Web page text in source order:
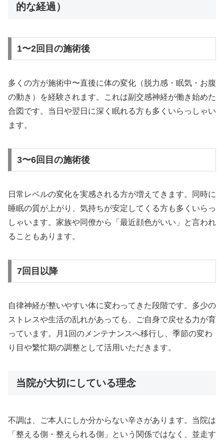
的な経過）
1〜2回目の施術後
多くの方が施術中〜直後に体の変化（脱力感・眠気・お腹
の動き）を経験されます。これは副交感神経が働き始めた
合図です。当日や翌日に深く眠れる方も多くいらっしゃい
ます。
3〜6回目の施術後
日常レベルの変化を実感される方が増えてきます。同時に
睡眠の質が上がり、気持ちが安定してくる方も多くいらっ
しゃいます。家族や同僚から「最近顔色がいい」と言われ
ることもあります。
7回目以降
自律神経が整いやすい体に変わってきた段階です。多少の
ストレスや生活の乱れがあっても、ご自身で戻せる力が育
っています。月1回のメンテナンスへ移行し、季節の変わ
り目や繁忙期の調整として活用いただきます。
当院が大切にしている理念
不調は、ご本人にしか分からない辛さがあります。当院は
「整える側・整えられる側」という関係ではなく、並走す